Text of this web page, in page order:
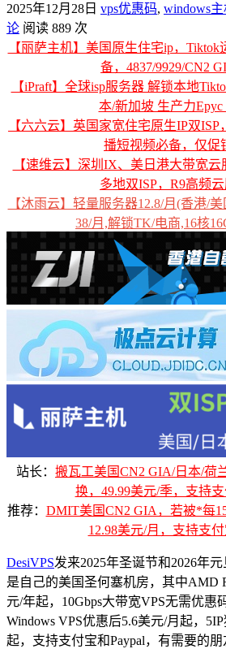
2025年12月28日 vps优惠码, windows
论 阅读 889 次
【丽萨主机】美国原生住宅ip，
备，4837/9929/CN2
【iPraft】全球isp服务器 解锁本地
本/新加坡 生产力Epyc
【六六云】英国家宽住宅原生IP双
播短视频必备，仅促
【速维云】深圳IX、美日港大带宽
多地双ISP，R9高频
【沐雨云】轻量服务器12.8/月(香港/
38/月,解锁TK/电商,16核
站长： 搬瓦工美国CN2 GIA/日本/荷
换，49.99美元/季，支持支
推荐： DMIT美国CN2 GIA，若被*每
12.98美元/月，支持支付
DesiVPS发来2025年圣诞节和2026年
是自己的美国圣何塞机房，其中AMD
元/年起，10Gbps大带宽VPS无需优惠
Windows VPS优惠后5.6美元/月起，
起，支持支付宝和Paypal，有需要的朋